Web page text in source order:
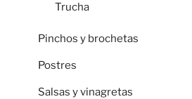
Trucha
Pinchos y brochetas
Postres
Salsas y vinagretas